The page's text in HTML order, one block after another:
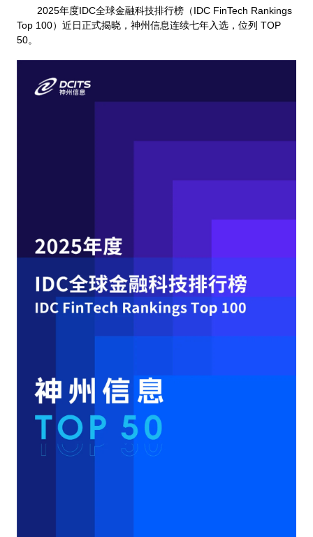
2025年度IDC全球金融科技排行榜（IDC FinTech Rankings
Top 100）近日正式揭晓，神州信息连续七年入选，位列 TOP
50。